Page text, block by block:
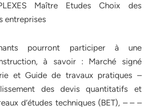
Maître Etudes Choix des
entreprises
pourront participer à une
à savoir : Marché signé
et Guide de travaux pratiques –
des devis quantitatifs et
d’études techniques (BET), – – –